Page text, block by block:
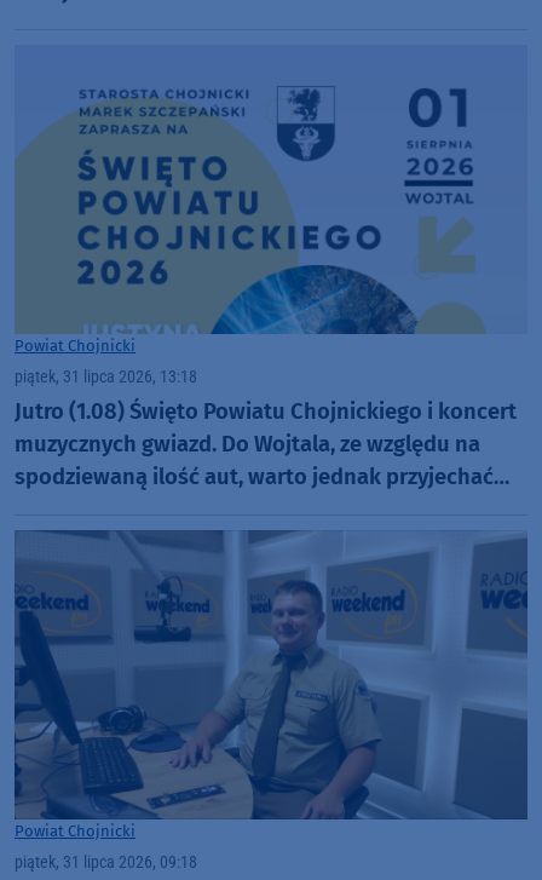
Powiat Chojnicki
piątek, 31 lipca 2026, 13:18
Jutro (1.08) Święto Powiatu Chojnickiego i koncert
muzycznych gwiazd. Do Wojtala, ze względu na
spodziewaną ilość aut, warto jednak przyjechać
Powiat Chojnicki
piątek, 31 lipca 2026, 09:18